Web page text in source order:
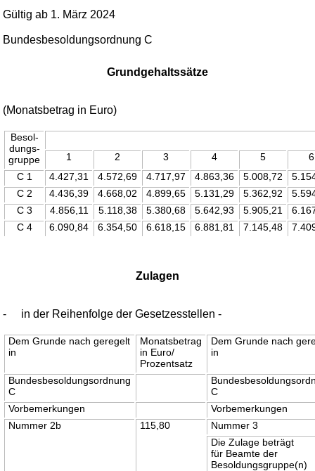
Gültig ab 1. März 2024
Bundesbesoldungsordnung C
Grundgehaltssätze
(Monatsbetrag in Euro)
Besol-
dungs-
gruppe
1 2 3 4 5
6
C 1
4.427,31 4.572,69 4.717,97 4.863,36 5.008,72
C 2
4.436,39 4.668,02 4.899,65 5.131,29 5.362,92
C 3
4.856,11 5.118,38 5.380,68 5.642,93 5.905,21
C 4
6.090,84 6.354,50 6.618,15 6.881,81 7.145,48
Zulagen
- in der Reihenfolge der Gesetzesstellen -
Dem Grunde nach geregelt
in
Monatsbetrag
in Euro/
Prozentsatz
Dem Grunde nach
in
Bundesbesoldungsordnung
C
C
Vorbemerkungen
Vorbemerkungen
Nummer 2b
115,80
Nummer 3
Die Zulage beträgt
für Beamte der
Besoldungsgruppe(n)